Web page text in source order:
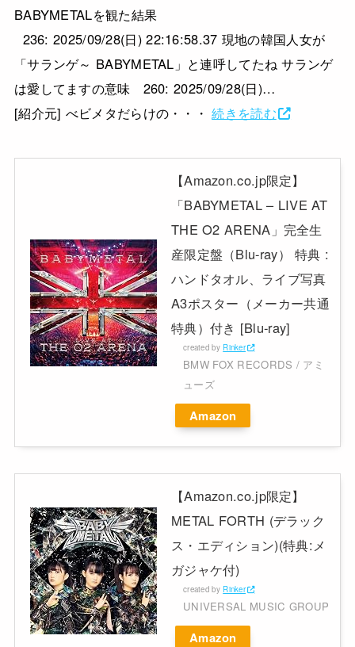
BABYMETALを観た結果
236: 2025/09/28(日) 22:16:58.37 現地の韓国人女が
「サランゲ～ BABYMETAL」と連呼してたね サランゲ
は愛してますの意味 260: 2025/09/28(日)…
[紹介元] べビメタだらけの・・・続きを読む
【Amazon.co.jp限定】
「BABYMETAL – LIVE AT
THE O2 ARENA」完全生
産限定盤（Blu-ray） 特典 :
ハンドタオル、ライブ写真
A3ポスター（メーカー共通
特典）付き [Blu-ray]
created by Rinker
BMW FOX RECORDS / アミ
ューズ
Amazon
【Amazon.co.jp限定】
METAL FORTH (デラック
ス・エディション)(特典:メ
ガジャケ付)
created by Rinker
UNIVERSAL MUSIC GROUP
Amazon